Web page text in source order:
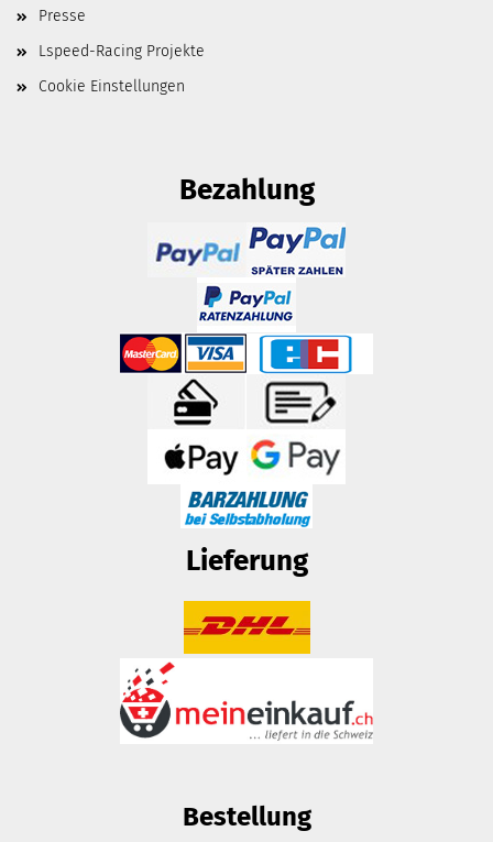
Presse
Lspeed-Racing Projekte
Cookie Einstellungen
Bezahlung
Lieferung
Bestellung